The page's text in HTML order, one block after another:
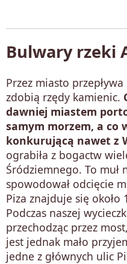
Bulwary rzeki
Przez miasto
zdobią rzędy kamienic.
dawniej miastem
samym morzem, a co
konkurującą nawet z
ograbiła z bogactw
Śródziemnego. To muł
spowodował odcięcie
Piza znajduje się
Podczas naszej
przechodząc przez
jest jednak mało
jedne z głównych ulic